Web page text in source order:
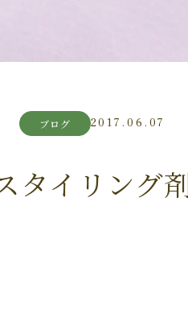
ブログ 2017.06.07
タイリング